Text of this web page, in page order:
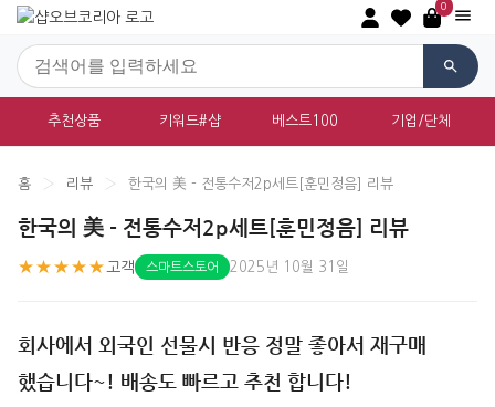
0
추천상품 키워드#샵 베스트100 기업/단체
홈 › 리뷰 › 한국의 美 - 전통수저2p세트[훈민정음] 리뷰
한국의 美 - 전통수저2p세트[훈민정음] 리뷰
★★★★★ 고객 스마트스토어 2025년 10월 31일
회사에서 외국인 선물시 반응 정말 좋아서 재구매
했습니다~! 배송도 빠르고 추천 합니다!